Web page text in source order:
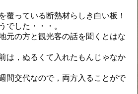
覆っている断熱材らしき白い板！
でした・・・。
元の方と観光客の話を聞くとはな
は，ぬるくて入れたもんじゃなか
間交代なので，両方入ることがで